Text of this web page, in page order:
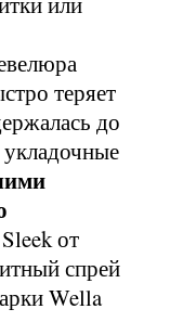
теряет
до
от
спрей
Wella